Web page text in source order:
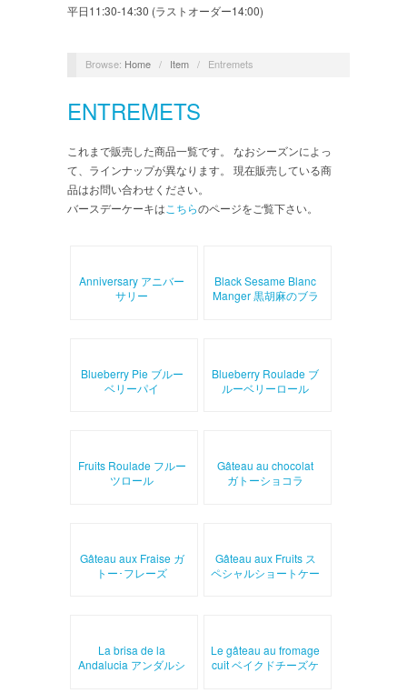
平日11:30-14:30 (ラストオーダー14:00)
Browse: Home / Item / Entremets
ENTREMETS
これまで販売した商品一覧です。 なおシーズンによっ
て、ラインナップが異なります。 現在販売している商
品はお問い合わせください。
バースデーケーキは こちらのページをご覧下さい。
Anniversary アニバー
サリー
Black Sesame Blanc
Manger 黒胡麻のブラ
Blueberry Pie ブルー
ベリーパイ
Blueberry Roulade ブ
ルーベリーロール
Fruits Roulade フルー
ツロール
Gâteau au chocolat
ガトーショコラ
Gâteau aux Fraise ガ
トー･フレーズ
Gâteau aux Fruits ス
ペシャルショートケー
La brisa de la
Andalucia アンダルシ
Le gâteau au fromage
cuit ベイクドチーズケ